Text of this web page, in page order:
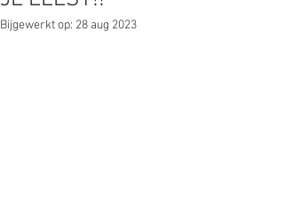
Bijgewerkt op: 28 aug 2023